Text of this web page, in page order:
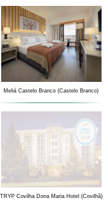
Meliá Castelo Branco (Castelo Branco)
TRYP Covilha Dona Maria Hotel (Covilhã)